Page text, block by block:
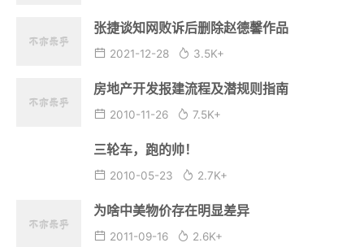
张捷谈知网败诉后删除赵德馨作品
2021-12-28 3.5K+
房地产开发报建流程及潜规则指南
2010-11-26 7.5K+
三轮车，跑的帅！
2010-05-23 2.7K+
为啥中美物价存在明显差异
2011-09-16 2.6K+